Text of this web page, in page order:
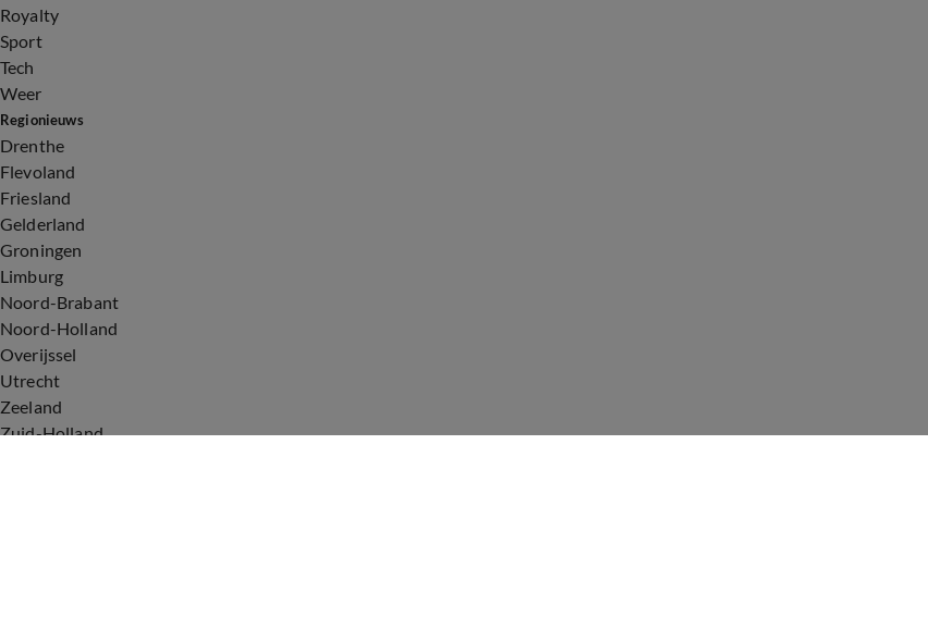
Royalty
Sport
Tech
Weer
Regionieuws
Drenthe
Flevoland
Friesland
Gelderland
Groningen
Limburg
Noord-Brabant
Noord-Holland
Overijssel
Utrecht
Zeeland
Zuid-Holland